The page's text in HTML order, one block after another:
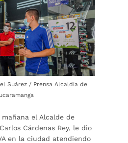
Suárez / Prensa Alcaldía de
el Alcalde de
Cárdenas Rey, le dio
en la ciudad atendiendo